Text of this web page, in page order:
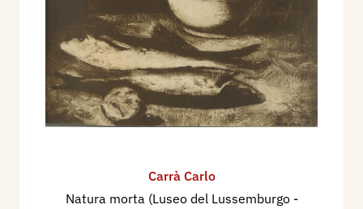
Carrà Carlo
Natura morta (Luseo del Lussemburgo -